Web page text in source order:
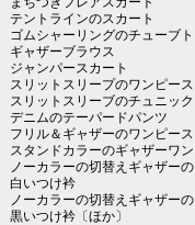
テントラインのスカート
ゴムシャーリングのチューブ
ギャザーブラウス
ジャンパースカート
スリットスリープのワンピース
スリットスリーブのチュニック
デニムのテーパードパンツ
フリル＆ギャザーのワンピース
スタンドカラーのギャザーワ
ノーカラーの切替えギャザー
白いつけ衿
ノーカラーの切替えギャザー
黒いつけ衿〔ほか〕